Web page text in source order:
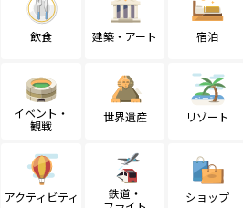
飲食 建築・アート 宿泊
イベント・
観戦
世界遺産 リゾート
アクティビティ
鉄道・
ショップ